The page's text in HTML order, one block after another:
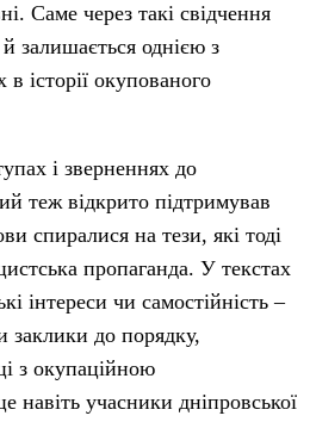
Саме через такі свідчення
залишається однією з
історії окупованого
і зверненнях до
теж відкрито підтримував
спиралися на тези, які тоді
пропаганда. У текстах
інтереси чи самостійність –
заклики до порядку,
з окупаційною
навіть учасники дніпровської